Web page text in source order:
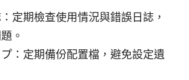
定期檢查使用情況與錯誤日誌，
。
：定期備份配置檔，避免設定遺